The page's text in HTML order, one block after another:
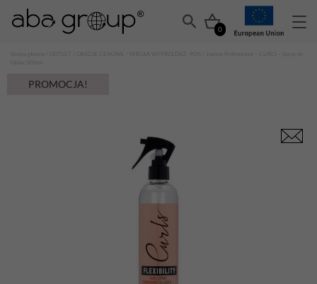
0
OKAZJE CENOWE WIELKA WYPRZEDAŻ -90%
/ Joanna Professional – CURLS – Spray do
PROMOCJA!